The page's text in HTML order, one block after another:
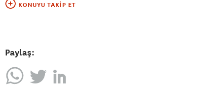
KONUYU TAKIP ET
Paylaş: